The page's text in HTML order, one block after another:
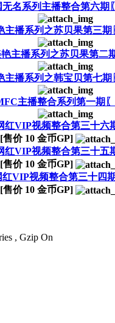
无名系列主播整合第六期
主播系列之苏贝果第三期
艳主播系列之苏贝果第二
主播系列之韩宝贝第七期
主播整合系列第一期
红VIP视频整合第三十
[售价 10 金币GP]
红VIP视频整合第三十
[售价 10 金币GP]
红VIP视频整合第三十四
[售价 10 金币GP]
, Gzip On